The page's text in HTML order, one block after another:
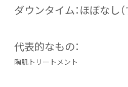
ダウンタイム：ほぼなし
代表的なもの：
陶肌トリートメント